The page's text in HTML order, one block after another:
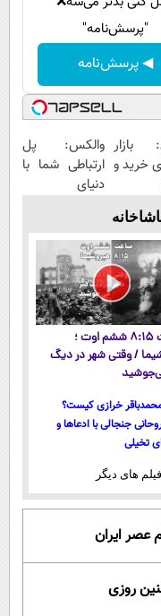
"پرسش‌نامه"
◀ پرسش‌نامه
بازار
خرید و
والکس: پل
ارتباطی شما با
دنیای
ساعت ۸:۱۵ ششم اوت ؛
/ وقتی شهر در دیگ
خرازی کیست؟
جنجالی با ادعاها و
تخیلی
فیلم های دیگر
عصر ایران